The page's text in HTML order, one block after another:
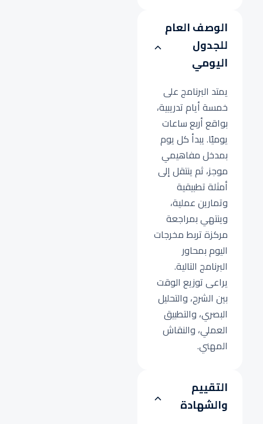
الوصف العام
للجدول
اليومي
يمتد البرنامج على
خمسة أيام تدريبية،
بواقع أربع ساعات
يوميًا. يبدأ كل يوم
بمدخل مفاهيمي
موجز، ثم ينتقل إلى
أمثلة تطبيقية
وتمارين عملية،
وينتهي بمراجعة
مركزة تربط مخرجات
اليوم بمحاور
البرنامج التالية.
يراعى توزيع الوقت
بين الشرح، والتحليل
البصري، والتطبيق
العملي، والنقاش
المهني.
التقييم
والشهادة